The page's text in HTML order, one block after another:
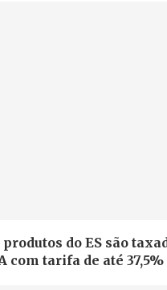
do ES são
com tarifa de até 37,5%